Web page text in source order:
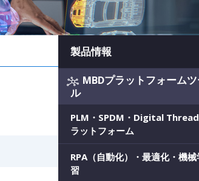
製品情報
MBDプラットフォーム
ル
PLM・SPDM・Digital
ラットフォーム
RPA（自動化）・最適化・機械
習